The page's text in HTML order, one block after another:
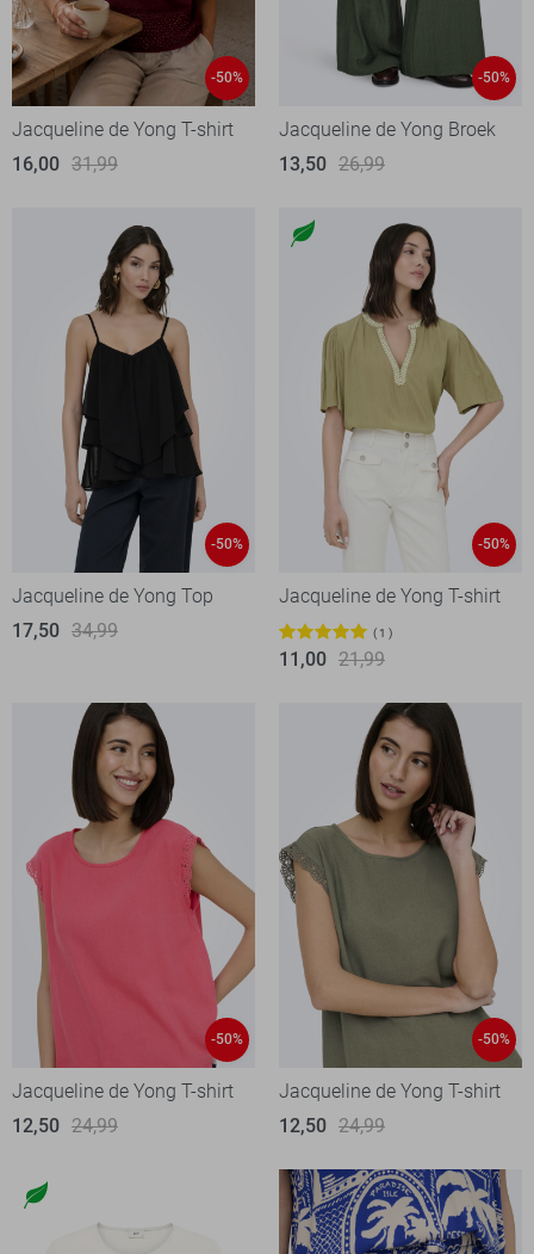
-50%
Jacqueline de Yong T-shirt
16,00 31,99
-50%
Jacqueline de Yong Broek
13,50 26,99
-50%
Jacqueline de Yong Top
17,50 34,99
-50%
Jacqueline de Yong T-shirt
1
11,00 21,99
-50%
Jacqueline de Yong T-shirt
12,50 24,99
-50%
Jacqueline de Yong T-shirt
12,50 24,99